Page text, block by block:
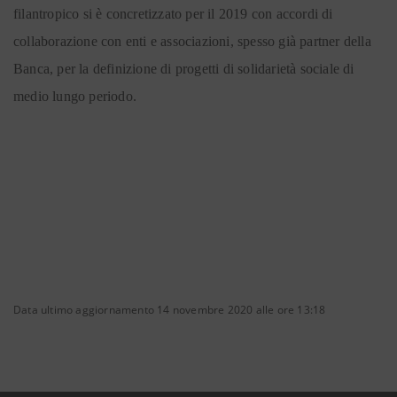
filantropico si è concretizzato per il 2019 con accordi di
collaborazione con enti e associazioni, spesso già partner della
Banca, per la definizione di progetti di solidarietà sociale di
medio lungo periodo.
Data ultimo aggiornamento 14 novembre 2020 alle ore 13:18